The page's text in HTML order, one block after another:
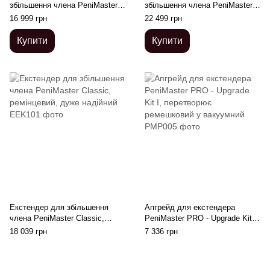
збільшення члена PeniMaster
PRO Standart
16 999 грн
Купити
збільшення члена PeniMaster
PRO Hang з грузиками, які
підвішують
22 499 грн
Купити
Екстендер для збільшення
члена PeniMaster Classic,
ремінцевий, дуже надійний
18 039 грн
Апгрейд для екстендера
PeniMaster PRO - Upgrade Kit I,
перетворює ремешковий у
7 336 грн